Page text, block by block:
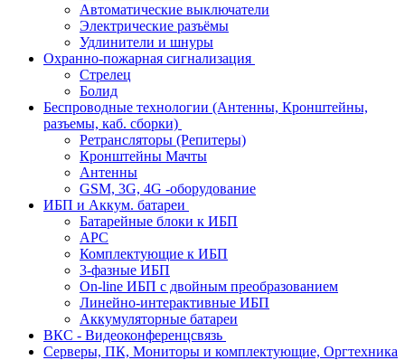
Автоматические выключатели
Электрические разъёмы
Удлинители и шнуры
Охранно-пожарная сигнализация
Стрелец
Болид
Беспроводные технологии (Антенны, Кронштейны,
разъемы, каб. сборки)
Ретрансляторы (Репитеры)
Кронштейны Мачты
Антенны
GSM, 3G, 4G -оборудование
ИБП и Аккум. батареи
Батарейные блоки к ИБП
APC
Комплектующие к ИБП
3-фазные ИБП
On-line ИБП с двойным преобразованием
Линейно-интерактивные ИБП
Аккумуляторные батареи
ВКС - Видеоконференцсвязь
Серверы, ПК, Мониторы и комплектующие, Оргтехника